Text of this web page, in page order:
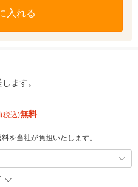
入れる
ます。
(税込)無料
を当社が負担いたします。